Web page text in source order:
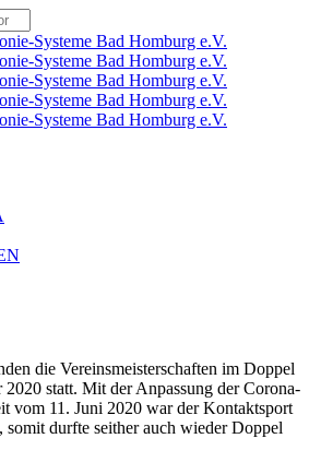
die Vereinsmeisterschaften im Doppel
2020 statt. Mit der Anpassung der Corona-
vom 11. Juni 2020 war der Kontaktsport
somit durfte seither auch wieder Doppel